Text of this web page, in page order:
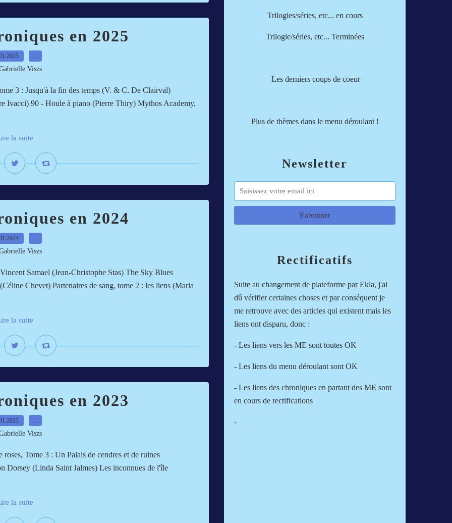
en 2025
…
Viszs
3 : Jusqu'à la fin des temps (V. & C. De Clairval)
Ivacci) 90 - Houle à piano (Pierre Thiry) Mythos Academy,
la suite
en 2024
…
Viszs
Samael (Jean-Christophe Stas) The Sky Blues
Chevet) Partenaires de sang, tome 2 : les liens (Maria
la suite
en 2023
…
Viszs
Tome 3 : Un Palais de cendres et de ruines
Dorsey (Linda Saint Jalmes) Les inconnues de l'île
la suite
Newsletter
Trilogies/séries, etc... en cours
Trilogie/séries, etc... Terminées
Les derniers coups de coeur
Plus de thèmes dans le menu déroulant !
Rectificatifs
Suite au changement de plateforme par Ekla, j'ai
dû vérifier certaines choses et par conséquent je
me retrouve avec des articles qui existent mais les
liens ont disparu, donc :
- Les liens vers les ME sont toutes OK
- Les liens du menu déroulant sont OK
- Les liens des chroniques en partant des ME sont
en cours de rectifications
-